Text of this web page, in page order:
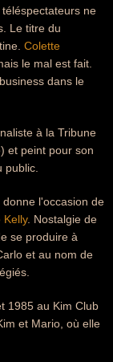
ne
Le titre du
Colette
le mal est fait.
dans le
à la Tribune
et peint pour son
public.
l'occasion de
Kelly. Nostalgie de
se produire à
et au nom de
1985 au Kim Club
et Mario, où elle